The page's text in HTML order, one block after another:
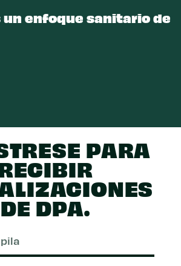
un enfoque sanitario de
PARA
DE DPA.